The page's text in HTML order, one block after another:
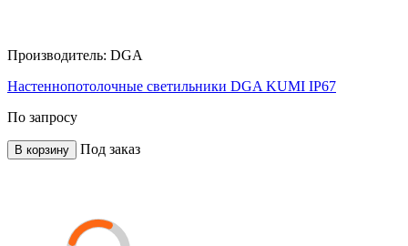
Производитель: DGA
Настеннопотолочные светильники DGA KUMI IP67
По запросу
В корзину Под заказ